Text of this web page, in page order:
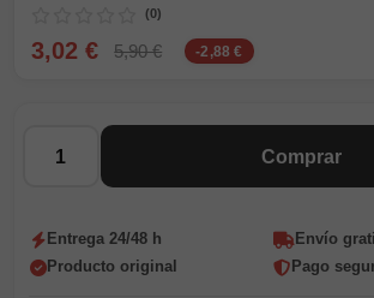
(0)
3,02 € 5,90 € -2,88 €
Comprar
Entrega 24/48 h
Envío
Producto original
Pago